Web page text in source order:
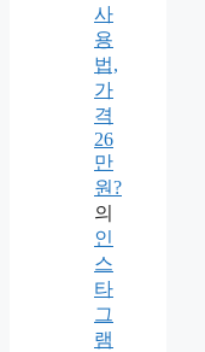
사
용
법,
가
격
26
만
원?
의
인
스
타
그
램